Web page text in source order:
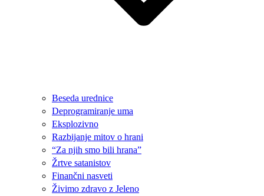
Beseda urednice
Deprogramiranje uma
Eksplozivno
Razbijanje mitov o hrani
“Za njih smo bili hrana”
Žrtve satanistov
Finančni nasveti
Živimo zdravo z Jeleno